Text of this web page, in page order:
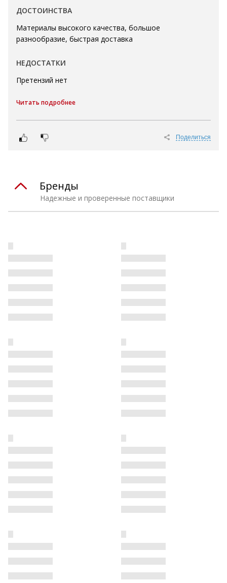
ДОСТОИНСТВА
Материалы высокого качества, большое
разнообразие, быстрая доставка
НЕДОСТАТКИ
Претензий нет
Читать подробнее
Поделиться
Надежные и проверенные поставщики
Бренды